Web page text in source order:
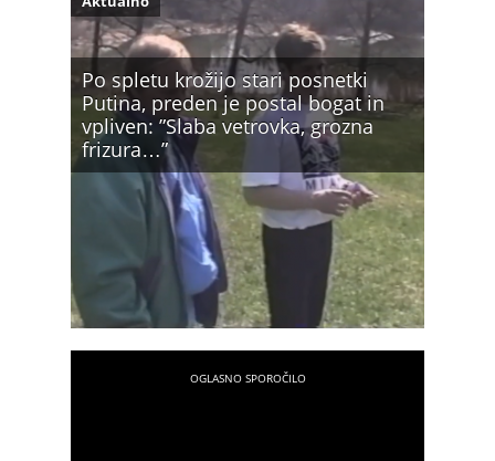
Po spletu krožijo stari posnetki
Putina, preden je postal bogat in
vpliven: ”Slaba vetrovka, grozna
frizura…”